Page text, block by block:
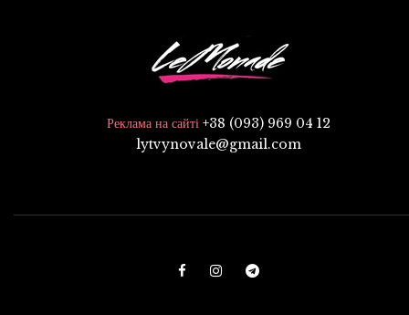
Реклама на сайті +38 (093) 969 04 12
lytvynovale@gmail.com